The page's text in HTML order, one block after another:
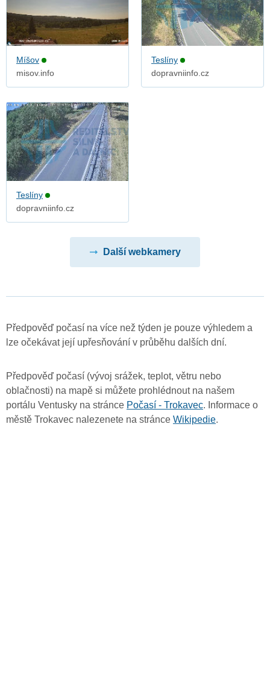
Míšov
misov.info
Teslíny
dopravniinfo.cz
Teslíny
dopravniinfo.cz
Další webkamery
Předpověď počasí na více než týden je pouze výhledem a
lze očekávat její upřesňování v průběhu dalších dní.
Předpověď počasí (vývoj srážek, teplot, větru nebo
oblačnosti) na mapě si můžete prohlédnout na našem
portálu Ventusky na stránce Počasí - Trokavec. Informace o
městě Trokavec nalezenete na stránce Wikipedie.